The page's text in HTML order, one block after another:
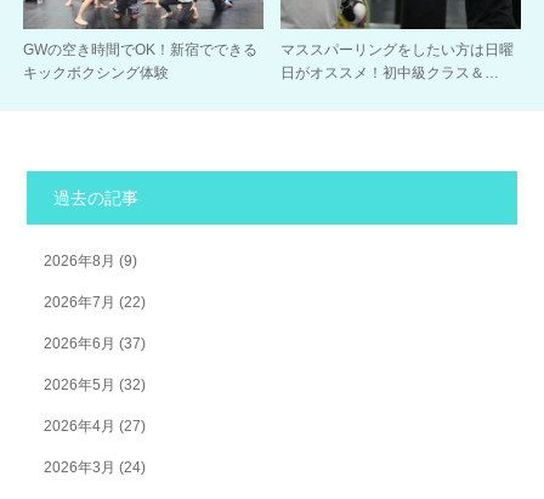
GWの空き時間でOK！新宿でできる
キックボクシング体験
マススパーリングをしたい方は日曜
日がオススメ！初中級クラス＆…
過去の記事
2026年8月 (9)
2026年7月 (22)
2026年6月 (37)
2026年5月 (32)
2026年4月 (27)
2026年3月 (24)